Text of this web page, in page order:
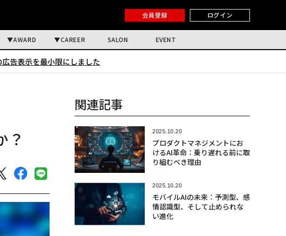
会員登録 ログイン
AWARD CAREER SALON EVENT
告表示を最小限にしました
？
関連記事
2025.10.20
プロダクトマネジメントにお
けるAI革命：乗り遅れる前に取
り組むべき理由
2025.10.20
モバイルAIの未来：予測型、感
情認識型、そして止められな
い進化